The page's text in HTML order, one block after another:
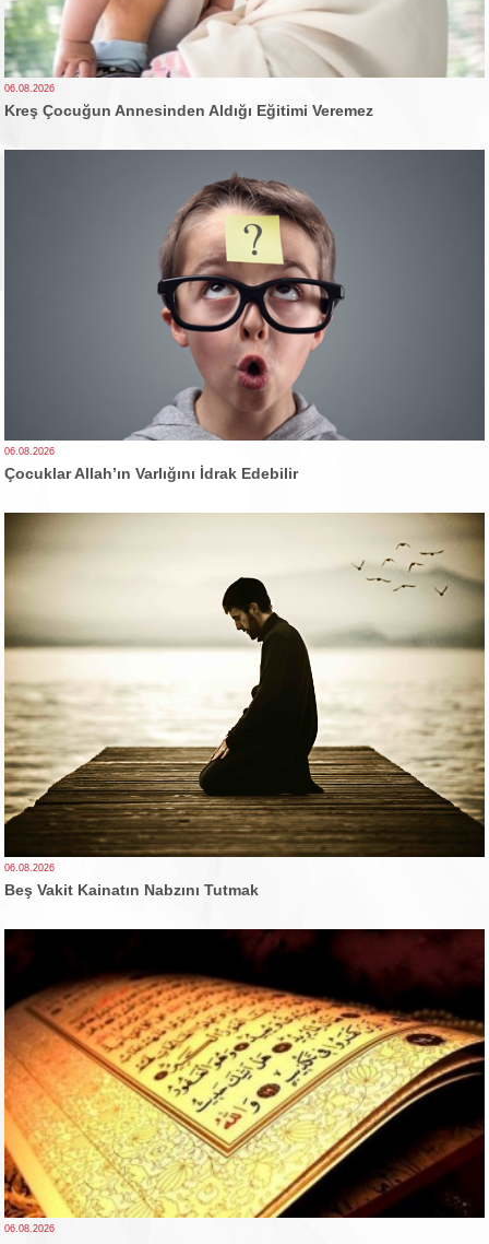
06.08.2026
Kreş Çocuğun Annesinden Aldığı Eğitimi Veremez
06.08.2026
Çocuklar Allah’ın Varlığını İdrak Edebilir
06.08.2026
Beş Vakit Kainatın Nabzını Tutmak
06.08.2026